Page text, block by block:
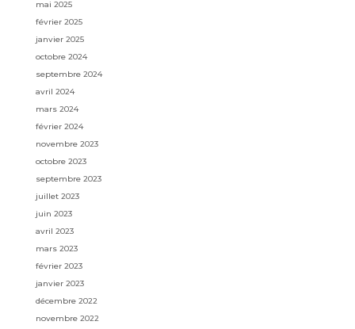
mai 2025
février 2025
janvier 2025
octobre 2024
septembre 2024
avril 2024
mars 2024
février 2024
novembre 2023
octobre 2023
septembre 2023
juillet 2023
juin 2023
avril 2023
mars 2023
février 2023
janvier 2023
décembre 2022
novembre 2022